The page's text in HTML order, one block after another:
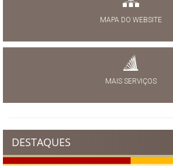
MAPA DO WEBSITE
MAIS SERVIÇOS
DESTAQUES